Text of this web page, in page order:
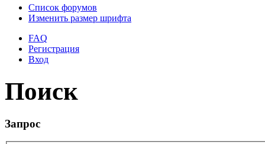
Список форумов
Изменить размер шрифта
FAQ
Регистрация
Вход
Поиск
Запрос